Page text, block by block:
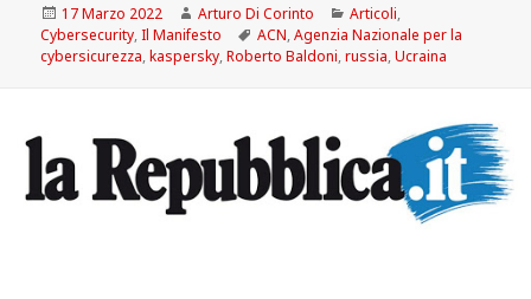
Scritto
il
17 Marzo 2022 Autore
Arturo Di Corinto Categorie
Articoli,
Cybersecurity,Il Manifesto Tag
ACN,Agenzia Nazionale per la
cybersicurezza,kaspersky,Roberto Baldoni,russia,Ucraina